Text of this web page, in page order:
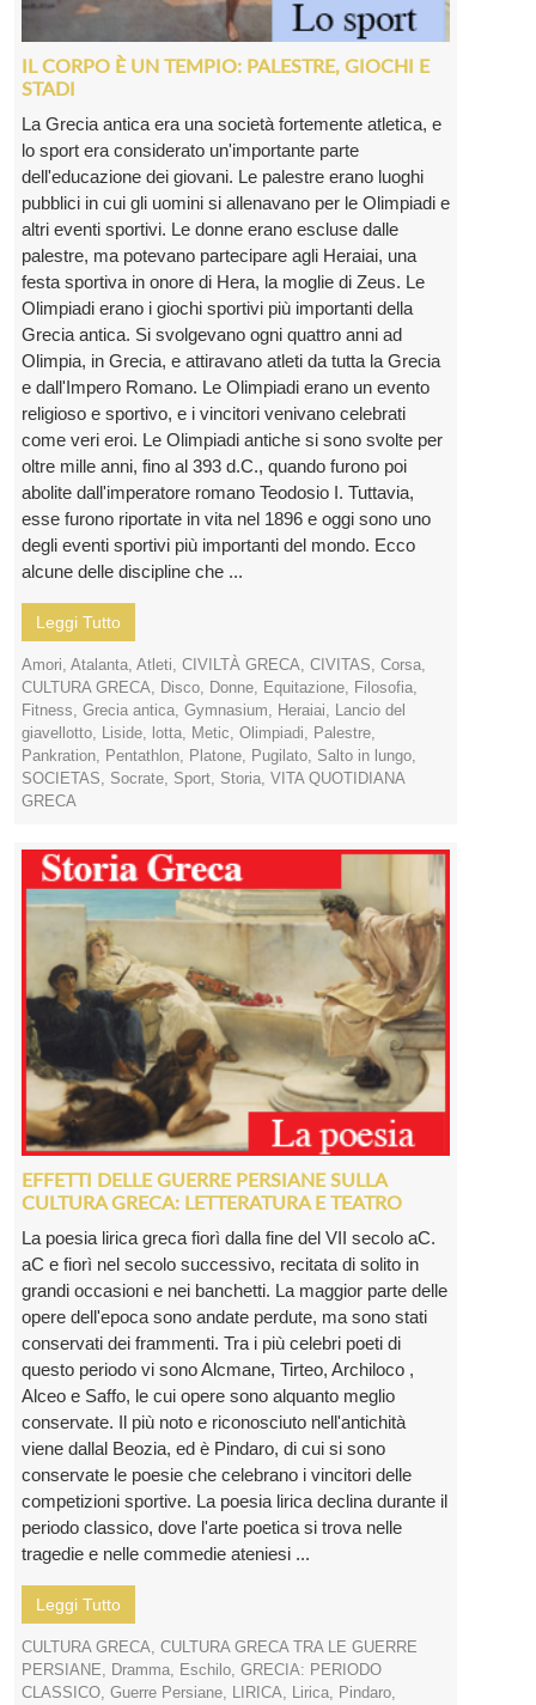
IL CORPO È UN TEMPIO: PALESTRE, GIOCHI E
STADI
La Grecia antica era una società fortemente atletica, e
lo sport era considerato un'importante parte
dell'educazione dei giovani. Le palestre erano luoghi
pubblici in cui gli uomini si allenavano per le Olimpiadi e
altri eventi sportivi. Le donne erano escluse dalle
palestre, ma potevano partecipare agli Heraiai, una
festa sportiva in onore di Hera, la moglie di Zeus. Le
Olimpiadi erano i giochi sportivi più importanti della
Grecia antica. Si svolgevano ogni quattro anni ad
Olimpia, in Grecia, e attiravano atleti da tutta la Grecia
e dall'Impero Romano. Le Olimpiadi erano un evento
religioso e sportivo, e i vincitori venivano celebrati
come veri eroi. Le Olimpiadi antiche si sono svolte per
oltre mille anni, fino al 393 d.C., quando furono poi
abolite dall'imperatore romano Teodosio I. Tuttavia,
esse furono riportate in vita nel 1896 e oggi sono uno
degli eventi sportivi più importanti del mondo. Ecco
alcune delle discipline che ...
Leggi Tutto
Amori Atalanta Atleti CIVILTÀ GRECA CIVITAS Corsa
CULTURA GRECA
Disco Donne Equitazione Filosofia
Fitness Grecia antica Gymnasium Heraiai
Lancio del
giavellotto Liside lotta Metic Olimpiadi Palestre
Pankration Pentathlon Platone Pugilato Salto in lungo
SOCIETAS
Socrate Sport Storia VITA QUOTIDIANA
GRECA
EFFETTI DELLE GUERRE PERSIANE SULLA
CULTURA GRECA: LETTERATURA E TEATRO
La poesia lirica greca fiorì dalla fine del VII secolo aC.
aC e fiorì nel secolo successivo, recitata di solito in
grandi occasioni e nei banchetti. La maggior parte delle
opere dell'epoca sono andate perdute, ma sono stati
conservati dei frammenti. Tra i più celebri poeti di
questo periodo vi sono Alcmane, Tirteo, Archiloco ,
Alceo e Saffo, le cui opere sono alquanto meglio
conservate. Il più noto e riconosciuto nell'antichità
viene dallal Beozia, ed è Pindaro, di cui si sono
conservate le poesie che celebrano i vincitori delle
competizioni sportive. La poesia lirica declina durante il
periodo classico, dove l'arte poetica si trova nelle
tragedie e nelle commedie ateniesi ...
Leggi Tutto
CULTURA GRECA, CULTURA GRECA TRA LE GUERRE
PERSIANE, Dramma, Eschilo, GRECIA: PERIODO
CLASSICO, Guerre Persiane, LIRICA, Lirica, Pindaro,